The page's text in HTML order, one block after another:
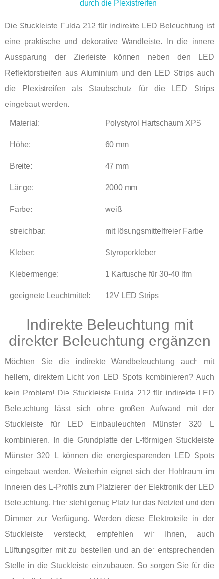
durch die Plexistreifen
Die Stuckleiste Fulda 212 für indirekte LED Beleuchtung ist
eine praktische und dekorative Wandleiste. In die innere
Aussparung der Zierleiste können neben den LED
Reflektorstreifen aus Aluminium und den LED Strips auch
die Plexistreifen als Staubschutz für die LED Strips
eingebaut werden.
Material: Polystyrol Hartschaum XPS
Höhe: 60 mm
Breite: 47 mm
Länge: 2000 mm
Farbe: weiß
streichbar: mit lösungsmittelfreier Farbe
Kleber: Styroporkleber
Klebermenge: 1 Kartusche für 30-40 lfm
geeignete Leuchtmittel: 12V LED Strips
Indirekte Beleuchtung mit
direkter Beleuchtung ergänzen
Möchten Sie die indirekte Wandbeleuchtung auch mit
hellem, direktem Licht von LED Spots kombinieren? Auch
kein Problem! Die Stuckleiste Fulda 212 für indirekte LED
Beleuchtung lässt sich ohne großen Aufwand mit der
Stuckleiste für LED Einbauleuchten Münster 320 L
kombinieren. In die Grundplatte der L-förmigen Stuckleiste
Münster 320 L können die energiesparenden LED Spots
eingebaut werden. Weiterhin eignet sich der Hohlraum im
Inneren des L-Profils zum Platzieren der Elektronik der LED
Beleuchtung. Hier steht genug Platz für das Netzteil und den
Dimmer zur Verfügung. Werden diese Elektroteile in der
Stuckleiste versteckt, empfehlen wir Ihnen, auch
Lüftungsgitter mit zu bestellen und an der entsprechenden
Stelle in die Stuckleiste einzubauen. So sorgen Sie für die